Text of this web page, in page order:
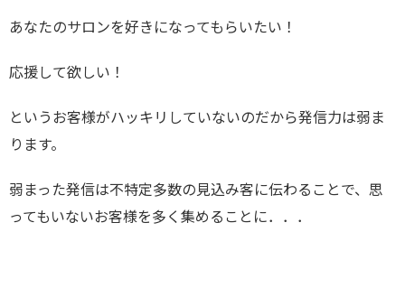
あなたのサロンを好きになってもらいたい！
応援して欲しい！
というお客様がハッキリしていないのだから発信力は弱ま
ります。
弱まった発信は不特定多数の見込み客に伝わることで、思
ってもいないお客様を多く集めることに．．．